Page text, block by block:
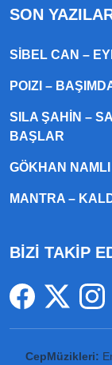
SON
SIBEL CAN –
POIZI –
SILA ŞAHIN –
BAŞLAR
GÖKHAN
MANTRA –
BİZİ TAKİP
CepMüzikleri: